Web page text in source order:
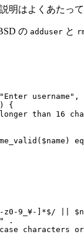
明はよくあたって
の adduser と
username",
{
than 16
9_¥-]*$/ ||
.
characters